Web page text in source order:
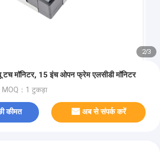
2/3
मॉनिटर, 15 इंच ओपन फ्रेम एलसीडी मॉनिटर
MOQ：1 टुकड़ा
कीमत अब से संपर्क करें